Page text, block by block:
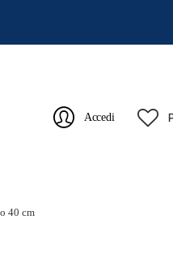
Accedi
40 cm